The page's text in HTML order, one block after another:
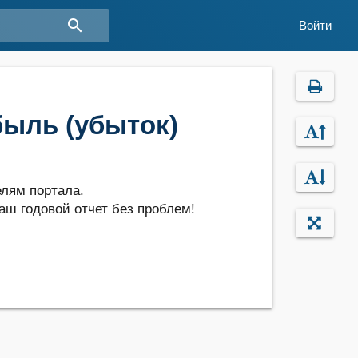
search Войти
(убыток)
портала.
годовой отчет без проблем!